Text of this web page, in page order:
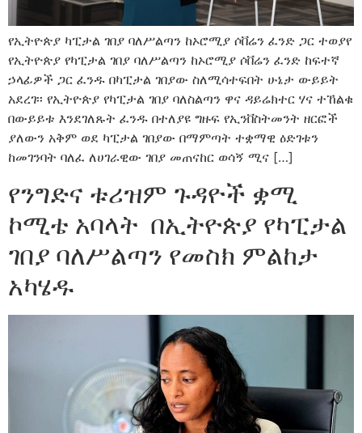
የኢትዮጵያ ካፒታል ገበያ ባለሥልጣን ከኦሮሚያ ሶቨሬን ፈንድ ጋር ተወያየ
የኢትዮጵያ የካፒታል ገበያ ባለሥልጣን ከኦሮሚያ ሶቨሬን ፈንድ ከፍተኛ
ኃላፊዎች ጋር ፈንዱ በካፒታል ገበያው ስለሚሳተፍበት ሁኔታ ውይይት
አደረገ፡፡ የኢትዮጵያ የካፒታል ገበያ ባለስልጣን ዋና ዳይሬክተር ሃና ተኸልቁ
በውይይቱ እንደገለጹት ፈንዱ በተለያዩ ግዙፍ የኢንቨስትመንት ዘርፎች
ያለውን አቅም ወደ ካፒታል ገበያው በማምጣት ተቋማዊ ዕድገቱን
ከመገንባት ባለፈ ለሀገራዊው ገበያ መጠናከር ወሳኝ ሚና […]
የንግድና ቱሪዝም ጉዳዮች ቋሚ
ኮሚቴ አባላት በኢትዮጵያ የካፒታል
ገበያ ባለሥልጣን የመስክ ምልከታ
አካሄዱ